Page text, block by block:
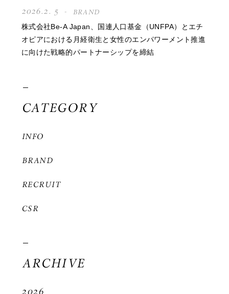
2026.2. 5 BRAND
株式会社Be-A Japan、国連人口基金（UNFPA）とエチ
オピアにおける月経衛生と女性のエンパワーメント推進
に向けた戦略的パートナーシップを締結
CATEGORY
INFO
BRAND
RECRUIT
CSR
ARCHIVE